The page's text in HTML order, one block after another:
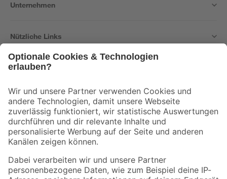
Unternehmen
Nützliche Links
Der toom Newsletter: Keine Angebote und Aktionen mehr verpassen!
Zur Newsletter Anmeldung
Folge uns